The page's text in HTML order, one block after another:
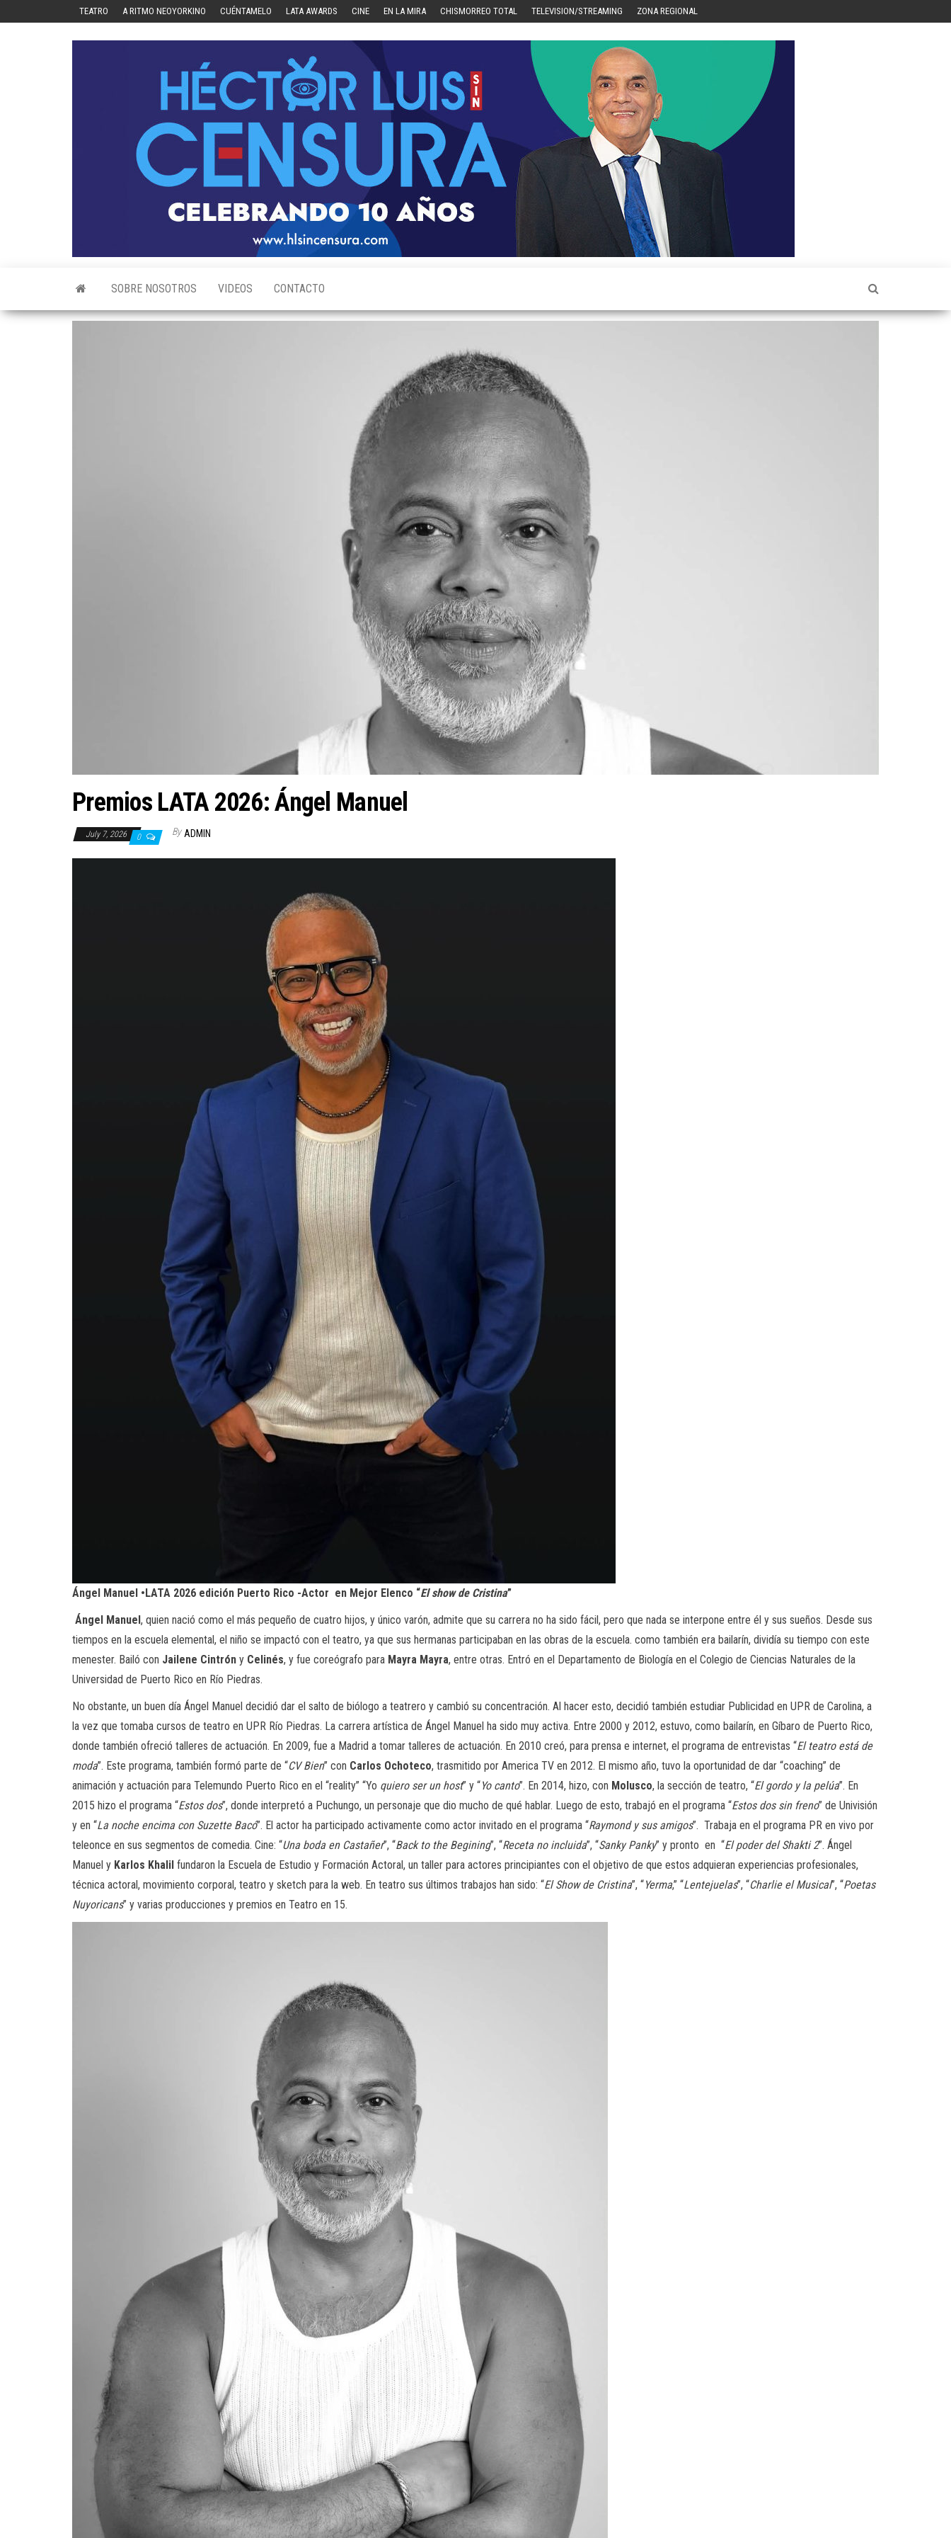
TEATRO A RITMO NEOYORKINO CUÉNTAMELO LATA AWARDS CINE EN LA MIRA CHISMORREO TOTAL TELEVISION/STREAMING ZONA REGIONAL
SOBRE NOSOTROS VIDEOS CONTACTO
Premios LATA 2026: Ángel Manuel
July 7, 2026 0 By ADMIN
Ángel Manuel •LATA 2026 edición Puerto Rico -Actor en Mejor Elenco “El show de Cristina”
Ángel Manuel, quien nació como el más pequeño de cuatro hijos, y único varón, admite que su carrera no ha sido fácil, pero que nada se interpone entre él y sus sueños. Desde sus
tiempos en la escuela elemental, el niño se impactó con el teatro, ya que sus hermanas participaban en las obras de la escuela. como también era bailarín, dividía su tiempo con este
menester. Bailó con Jailene Cintrón y Celinés, y fue coreógrafo para Mayra Mayra, entre otras. Entró en el Departamento de Biología en el Colegio de Ciencias Naturales de la
Universidad de Puerto Rico en Río Piedras.
No obstante, un buen día Ángel Manuel decidió dar el salto de biólogo a teatrero y cambió su concentración. Al hacer esto, decidió también estudiar Publicidad en UPR de Carolina, a
la vez que tomaba cursos de teatro en UPR Río Piedras. La carrera artística de Ángel Manuel ha sido muy activa. Entre 2000 y 2012, estuvo, como bailarín, en Gíbaro de Puerto Rico,
donde también ofreció talleres de actuación. En 2009, fue a Madrid a tomar talleres de actuación. En 2010 creó, para prensa e internet, el programa de entrevistas “El teatro está de
moda”. Este programa, también formó parte de “CV Bien” con Carlos Ochoteco, trasmitido por America TV en 2012. El mismo año, tuvo la oportunidad de dar “coaching” de
animación y actuación para Telemundo Puerto Rico en el “reality” “Yo quiero ser un host” y “Yo canto”. En 2014, hizo, con Molusco, la sección de teatro, “El gordo y la pelúa”. En
2015 hizo el programa “Estos dos”, donde interpretó a Puchungo, un personaje que dio mucho de qué hablar. Luego de esto, trabajó en el programa “Estos dos sin freno” de Univisión
y en “La noche encima con Suzette Bacó”. El actor ha participado activamente como actor invitado en el programa “Raymond y sus amigos”. Trabaja en el programa PR en vivo por
teleonce en sus segmentos de comedia. Cine: “Una boda en Castañer”, “Back to the Begining”, “Receta no incluida”, “Sanky Panky” y pronto en “El poder del Shakti 2”. Ángel
Manuel y Karlos Khalil fundaron la Escuela de Estudio y Formación Actoral, un taller para actores principiantes con el objetivo de que estos adquieran experiencias profesionales,
técnica actoral, movimiento corporal, teatro y sketch para la web. En teatro sus últimos trabajos han sido: “El Show de Cristina”, “Yerma,” “Lentejuelas”, “Charlie el Musical”, “Poetas
Nuyoricans” y varias producciones y premios en Teatro en 15.